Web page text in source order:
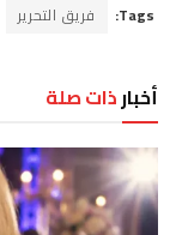
Tags: فريق التحرير
أخبارذات صلة